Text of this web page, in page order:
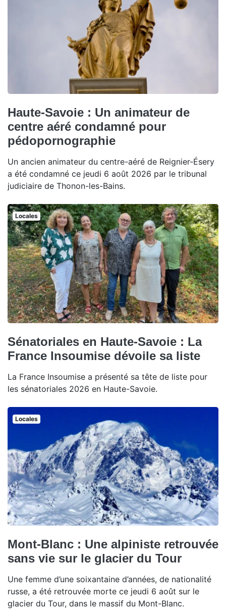
Haute-Savoie : Un animateur de
centre aéré condamné pour
pédopornographie
Un ancien animateur du centre-aéré de Reignier-Ésery
a été condamné ce jeudi 6 août 2026 par le tribunal
judiciaire de Thonon-les-Bains.
Locales
Sénatoriales en Haute-Savoie : La
France Insoumise dévoile sa liste
La France Insoumise a présenté sa tête de liste pour
les sénatoriales 2026 en Haute-Savoie.
Locales
Mont-Blanc : Une alpiniste retrouvée
sans vie sur le glacier du Tour
Une femme d’une soixantaine d’années, de nationalité
russe, a été retrouvée morte ce jeudi 6 août sur le
glacier du Tour, dans le massif du Mont-Blanc.